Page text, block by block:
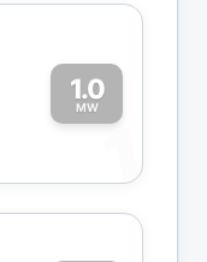
1.0
MW
1